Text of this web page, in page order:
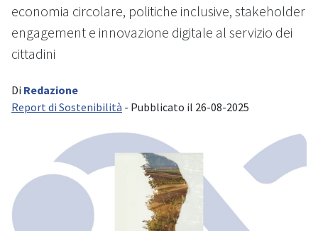
economia circolare, politiche inclusive, stakeholder
engagement e innovazione digitale al servizio dei
cittadini
Di Redazione
Report di Sostenibilità - Pubblicato il 26-08-2025